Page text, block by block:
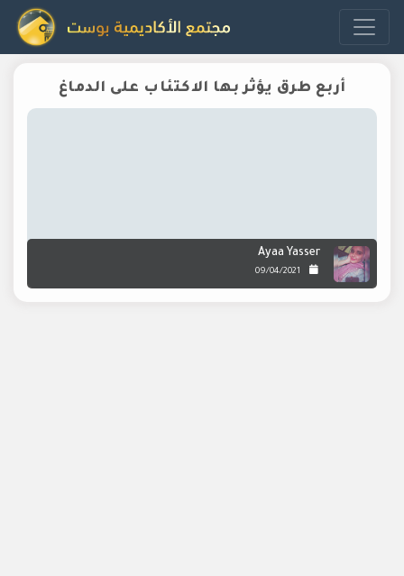
أربع طرق يؤثر بها الاكتئاب على الدماغ
Ayaa Yasser
09/04/2021